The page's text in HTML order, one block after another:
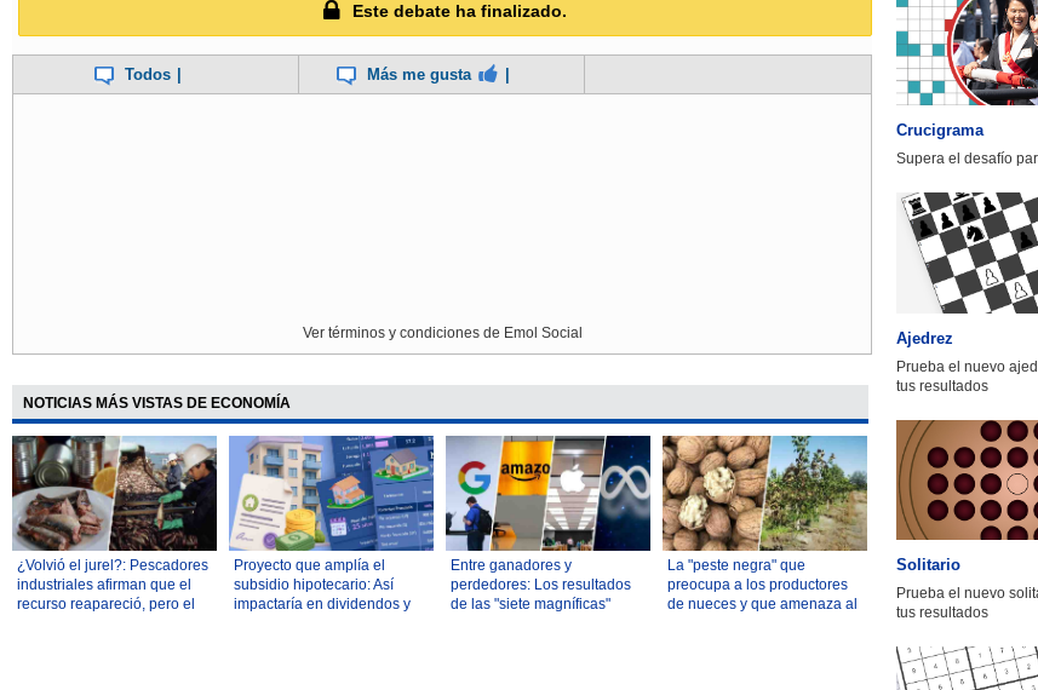
Este debate ha finalizado.
Todos Más me gusta
Ver términos y condiciones de Emol Social
NOTICIAS MÁS VISTAS DE ECONOMÍA
¿Volvió el jurel?: Pescadores
industriales afirman que el
recurso reapareció, pero el
Proyecto que amplía el
subsidio hipotecario: Así
impactaría en dividendos y
Entre ganadores y
perdedores: Los resultados
de las "siete magníficas"
La "peste negra" que
preocupa a los productores
de nueces y que amenaza al
Crucigrama
Supera el desafío
Ajedrez
Prueba el nuevo
tus resultados
Solitario
Prueba el nuevo
tus resultados